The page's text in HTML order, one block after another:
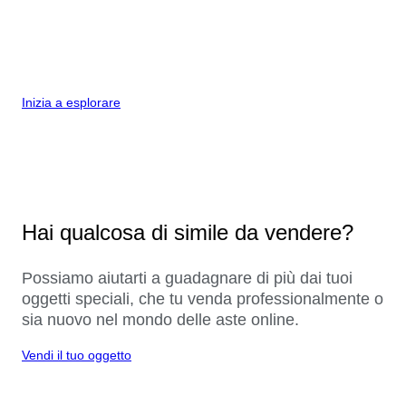
Inizia a esplorare
Hai qualcosa di simile da vendere?
Possiamo aiutarti a guadagnare di più dai tuoi
oggetti speciali, che tu venda professionalmente o
sia nuovo nel mondo delle aste online.
Vendi il tuo oggetto